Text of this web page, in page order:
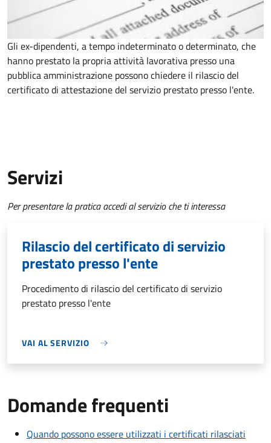
Gli ex-dipendenti, a tempo indeterminato o determinato, che
hanno prestato la propria attività lavorativa presso una
pubblica amministrazione possono chiedere il rilascio del
certificato di attestazione del servizio prestato presso l'ente.
Servizi
Per presentare la pratica accedi al servizio che ti interessa
Rilascio del certificato di servizio
prestato presso l'ente
Procedimento di rilascio del certificato di servizio
prestato presso l'ente
VAI AL SERVIZIO
Domande frequenti
Quando possono essere utilizzati i certificati rilasciati